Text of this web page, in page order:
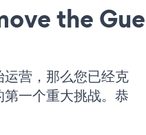
the
营，那么您已经克
一个重大挑战。恭